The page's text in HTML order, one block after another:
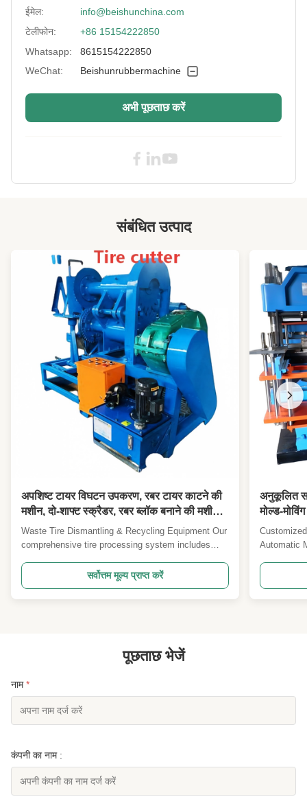
Voltage: ग्राहक अनुरोध
After-Sales
विदेशों में सेवा मशीनरी के लिए उपलब्ध इंजीनियर्स, वीडियो
रबर वल्केनाइजिंग प्रेस मशीन, स्वचालित पीएलसी नियंत्रण
ईवा पॉमिंग रबर वल्केनाइजिंग प्रेस मशीन
रबर वल्केनाइजिंग प्रेस मशीन ईवा फोमिंग
ईवा फोमिंग रबर मोल्डिंग प्रेस
ईमेल:
info@beishunchina.com
टेलीफोन:
+86 15154222850
Whatsapp:
8615154222850
WeChat:
Beishunrubbermachine
अभी पूछताछ करें
संबंधित उत्पाद
अपशिष्ट टायर विघटन उपकरण, रबर टायर काटने की
मशीन, दो-शाफ्ट स्क्रैडर, रबर ब्लॉक बनाने की मशीन
उपकरण
Waste Tire Dismantling & Recycling Equipment Our
comprehensive tire processing system includes
and rubber block making equipment designed for
efficient waste tire recycling and material recovery.
Tire Cutting Machine Overview A specialized ...
सर्वोत्तम मूल्य प्राप्त करें
अनुकूलित
मोल्ड-
मशीन आर
Automatic
chemical
hardening
पूछताछ भेजें
नाम*
कंपनी का नाम :